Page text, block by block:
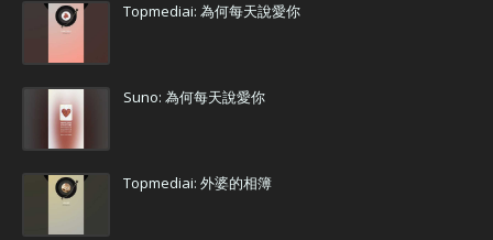
Topmediai: 為何每天說愛你
Suno: 為何每天說愛你
Topmediai: 外婆的相簿